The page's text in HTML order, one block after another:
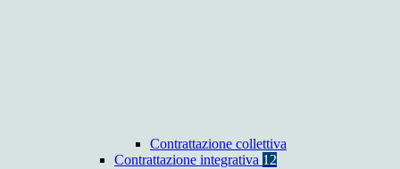
Contrattazione collettiva
Contrattazione integrativa 12